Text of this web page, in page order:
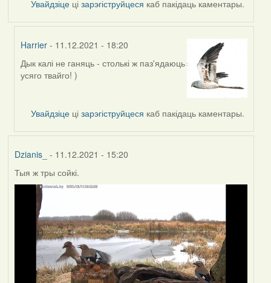
Увайдзіце цізарэгіструйцеся каб пакідаць каментары.
Harrier - 11.12.2021 - 18:20
In
reply
Lighty
Дык калі не ганяць - столькі ж паз'ядаюць
усяго твайго! )
Увайдзіце цізарэгіструйцеся каб пакідаць каментары.
Dzianis_ - 11.12.2021 - 15:20
Тыя ж тры сойкі.